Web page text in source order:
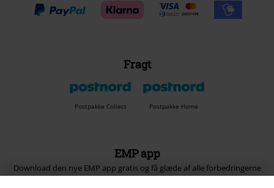
Fragt
Postpakke Collect Postpakke Home
EMP app
Download den nye EMP app gratis og få glæde af alle forbedringerne